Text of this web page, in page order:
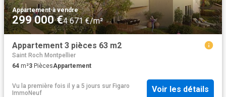
Appartement·à vendre
299 000 €4 671 €/m²
Appartement 3 pièces 63 m2
Saint Roch Montpellier
64 m²3 PiècesAppartement
Vu la première fois il y a 5 jours sur Figaro
ImmoNeuf
Voir les détails